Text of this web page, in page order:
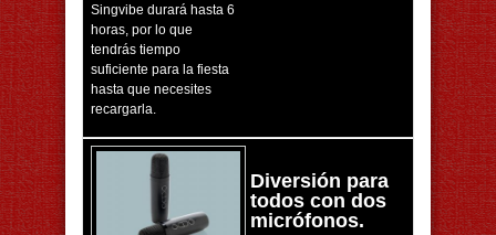
Singvibe durará hasta 6
horas, por lo que
tendrás tiempo
suficiente para la fiesta
hasta que necesites
recargarla.
Diversión para
todos con dos
micrófonos.